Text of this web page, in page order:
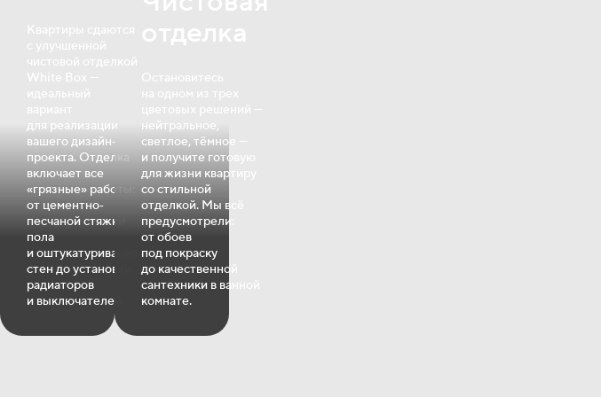
для реализации
вашего дизайн‐
проекта. Отделка
включает все
«грязные» работы:
от цементно‐
песчаной стяжки
пола
и оштукатуривания
стен до установки
радиаторов
и выключателей.
нейтральное,
светлое, тёмное —
и получите готовую
для жизни квартиру
со стильной
отделкой. Мы всё
предусмотрели:
от обоев
под покраску
до качественной
сантехники в ванной
комнате.